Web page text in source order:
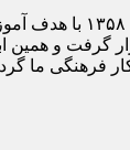
«مجله ماشین»
گرفت و همین
فرهنگی ما